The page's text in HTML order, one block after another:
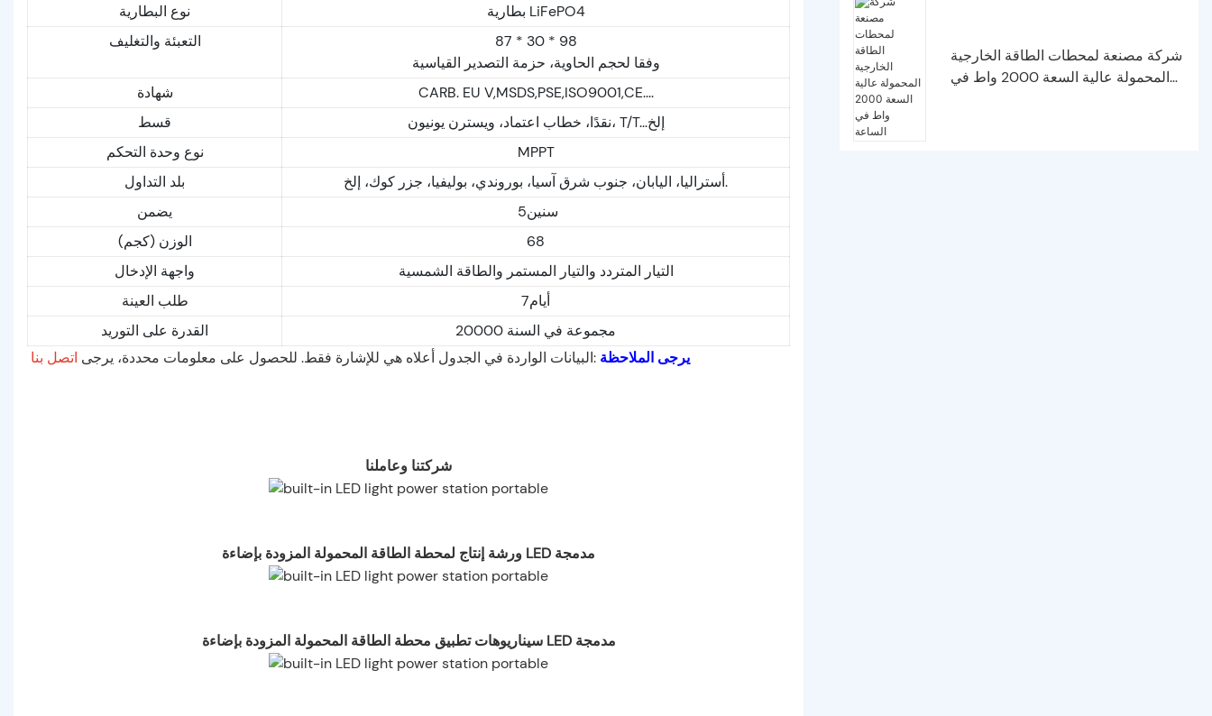
نوع البطارية
بطارية LiFePO4
التعبئة والتغليف
87 * 30 * 98
وفقا لحجم الحاوية، حزمة التصدير القياسية
شهادة
CARB. EU V,MSDS,PSE,ISO9001,CE....
قسط
نقدًا، خطاب اعتماد، ويسترن يونيون، T/T...إلخ
نوع وحدة التحكم
MPPT
بلد التداول
أستراليا، اليابان، جنوب شرق آسيا، بوروندي، بوليفيا، جزر كوك، إلخ.
يضمن
سنين5
الوزن (كجم)
68
واجهة الإدخال
التيار المتردد والتيار المستمر والطاقة الشمسية
طلب العينة
أيام7
القدرة على التوريد
20000 مجموعة في السنة
يرجى الملاحظة :البيانات الواردة في الجدول أعلاه هي للإشارة فقط. للحصول على معلومات محددة، يرجى اتصل بنا
شركتنا وعاملنا
ورشة إنتاج لمحطة الطاقة المحمولة المزودة بإضاءة LED مدمجة
سيناريوهات تطبيق محطة الطاقة المحمولة المزودة بإضاءة LED مدمجة
شركة مصنعة لمحطات الطاقة الخارجية
المحمولة عالية السعة 2000 واط في